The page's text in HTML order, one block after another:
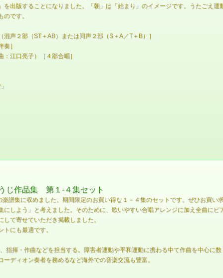
出版することになりました。「朝」は「始まり」のイメージです。うたごえ
です。
声２部（ST＋AB）または同声２部（S＋A／T＋B）］
］
江口亮子）［４部合唱］
じ作品集 第１-４集セット
譜集に収めました。期間限定のお買い得な１－４集のセットです。ぜひお買い
しよう」と考えました。そのために、歌いやすい合唱アレンジに加え全曲にピ
て寄せていただき掲載しました。
にも最適です。
揮・作曲などを担当する。障害者運動や平和運動に携わる中て作曲を中心に
ディオン奏者を務めるなど海外での音楽交流も豊富。